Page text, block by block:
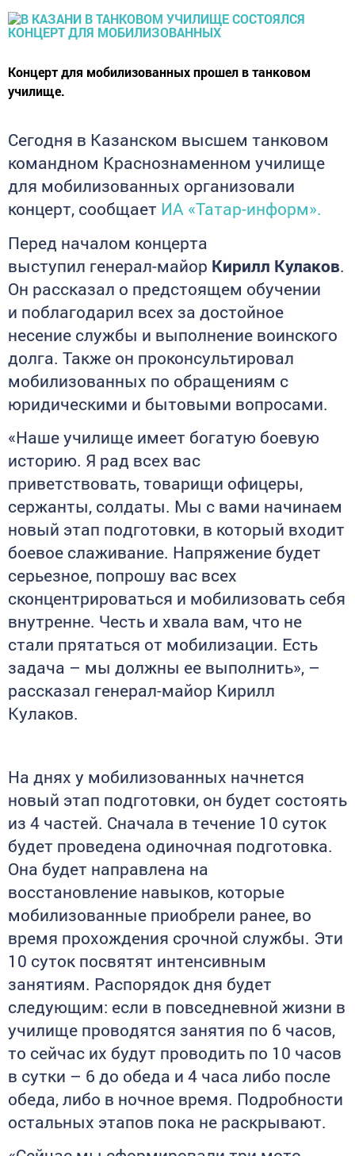
Концерт для мобилизованных прошел в танковом
училище.
Сегодня в Казанском высшем танковом
командном Краснознаменном училище
для мобилизованных организовали
концерт, сообщает ИА «Татар-информ».
Перед началом концерта
выступил генерал-майор Кирилл Кулаков.
Он рассказал о предстоящем обучении
и поблагодарил всех за достойное
несение службы и выполнение воинского
долга. Также он проконсультировал
мобилизованных по обращениям с
юридическими и бытовыми вопросами.
«Наше училище имеет богатую боевую
историю. Я рад всех вас
приветствовать, товарищи офицеры,
сержанты, солдаты. Мы с вами начинаем
новый этап подготовки, в который входит
боевое слаживание. Напряжение будет
серьезное, попрошу вас всех
сконцентрироваться и мобилизовать себя
внутренне. Честь и хвала вам, что не
стали прятаться от мобилизации. Есть
задача – мы должны ее выполнить», –
рассказал генерал-майор Кирилл
Кулаков.
На днях у мобилизованных начнется
новый этап подготовки, он будет состоять
из 4 частей. Сначала в течение 10 суток
будет проведена одиночная подготовка.
Она будет направлена на
восстановление навыков, которые
мобилизованные приобрели ранее, во
время прохождения срочной службы. Эти
10 суток посвятят интенсивным
занятиям. Распорядок дня будет
следующим: если в повседневной жизни в
училище проводятся занятия по 6 часов,
то сейчас их будут проводить по 10 часов
в сутки – 6 до обеда и 4 часа либо после
обеда, либо в ночное время. Подробности
остальных этапов пока не раскрывают.